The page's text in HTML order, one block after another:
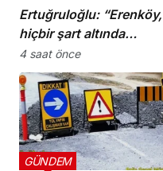
Ertuğruloğlu: “Erenköy,
hiçbir şart altında
esareti kabul
etmeyeceğimizin en
açık kanıtıdır”
4 saat önce
GÜNDEM